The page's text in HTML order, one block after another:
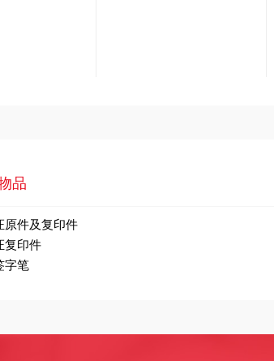
品
原件及复印件
复印件
字笔